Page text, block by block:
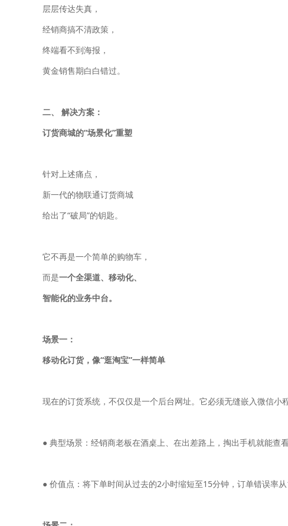
层层传达失真，
经销商搞不清政策，
终端看不到海报，
黄金销售期白白错过。
二、 解决方案：
订货商城的“场景化”重塑
针对上述痛点，
新一代的物联通订货商城
给出了“破局”的钥匙。
它不再是一个简单的购物车，
而是一个全渠道、移动化、
智能化的业务中台。
场景一：
移动化订货，像“逛淘宝”一样简单
现在的订货系统，不仅仅是一个后台网址。它必须无缝嵌入微信小
● 典型场景：经销商老板在酒桌上、在出差路上，掏出手机就能查
● 价值点：将下单时间从过去的2小时缩短至15分钟，订单错误率